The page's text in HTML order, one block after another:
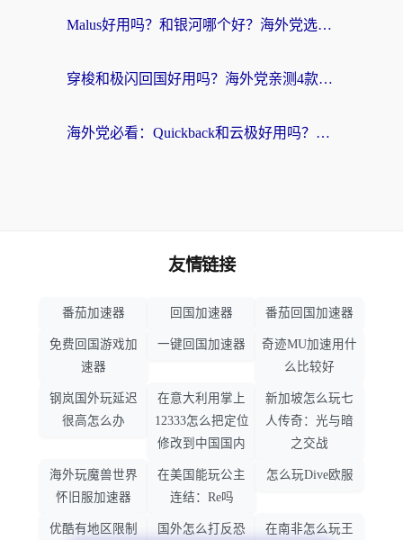
Malus好用吗？和银河哪个好？海外党选回国加速器的避坑指南（附乌克兰玩国内游戏实测）
穿梭和极闪回国好用吗？海外党亲测4款加速器+1个隐藏宝藏
海外党必看：Quickback和云极好用吗？3招教你选对回国加速器（附PC端VPN实测对比）
友情链接
番茄加速器 回国加速器 番茄回国加速器
免费回国游戏加
速器
一键回国加速器
奇迹MU加速用什
么比较好
钢岚国外玩延迟
很高怎么办
在意大利用掌上
12333怎么把定位
修改到中国国内
新加坡怎么玩七
人传奇：光与暗
之交战
海外玩魔兽世界
怀旧服加速器
在美国能玩公主
连结：Re吗
怎么玩Dive欧服
优酷有地区限制 国外怎么打反恐 在南非怎么玩王